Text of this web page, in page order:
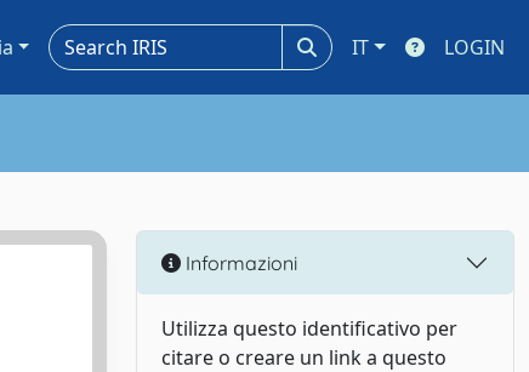
IT LOGIN
Informazioni
Utilizza questo identificativo per
citare o creare un link a questo